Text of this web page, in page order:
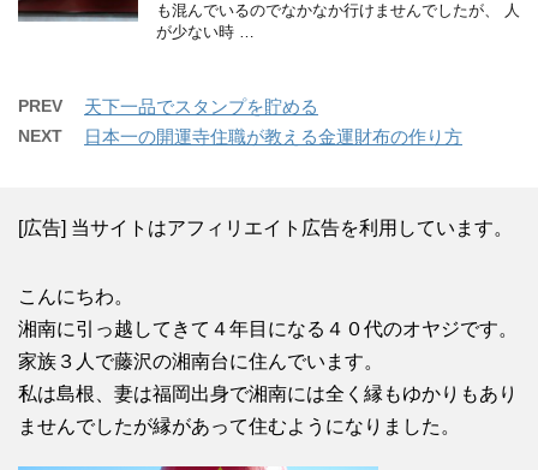
も混んでいるのでなかなか行けませんでしたが、 人
が少ない時 …
PREV 天下一品でスタンプを貯める
NEXT 日本一の開運寺住職が教える金運財布の作り方
[広告] 当サイトはアフィリエイト広告を利用しています。
こんにちわ。
湘南に引っ越してきて４年目になる４０代のオヤジです。
家族３人で藤沢の湘南台に住んでいます。
私は島根、妻は福岡出身で湘南には全く縁もゆかりもあり
ませんでしたが縁があって住むようになりました。